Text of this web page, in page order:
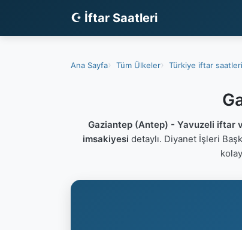
☪ İftar Saatleri
Ana Sayfa Tüm Ülkeler Türkiye iftar saatleri
Gaziantep (Antep) - Yavuzeli iftar
imsakiyesi detaylı. Diyanet İşleri